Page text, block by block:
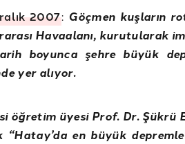
2007: Göçmen kuşların
Havaalanı, kurutularak
boyunca şehre büyük
yer alıyor.
öğretim üyesi Prof. Dr. Şükrü
“Hatay’da en büyük